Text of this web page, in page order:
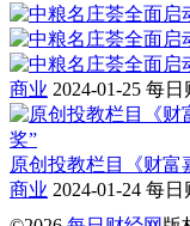
商业 2024-01-25 每日
原创投教栏目《财富
商业 2024-01-24 每日